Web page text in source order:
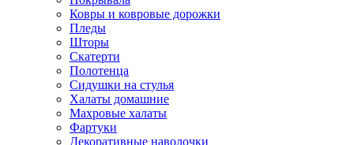
Ковры и ковровые дорожки
Пледы
Шторы
Скатерти
Полотенца
Сидушки на стулья
Халаты домашние
Махровые халаты
Фартуки
Декоративные наволочки